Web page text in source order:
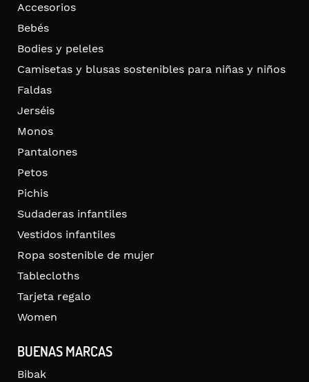
Accesorios
Bebés
Bodies y peleles
Camisetas y blusas sostenibles para niñas y niños
Faldas
Jerséis
Monos
Pantalones
Petos
Pichis
Sudaderas infantiles
Vestidos infantiles
Ropa sostenible de mujer
Tablecloths
Tarjeta regalo
Women
BUENAS MARCAS
Bibak